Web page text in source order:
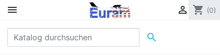
  shopping_cart (0)
